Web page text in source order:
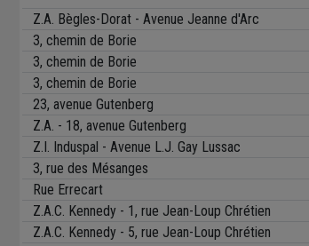
Z.A. Bègles-Dorat - Avenue Jeanne d'Arc
3, chemin de Borie
3, chemin de Borie
3, chemin de Borie
23, avenue Gutenberg
Z.A. - 18, avenue Gutenberg
Z.I. Induspal - Avenue L.J. Gay Lussac
3, rue des Mésanges
Rue Errecart
Z.A.C. Kennedy - 1, rue Jean-Loup Chrétien
Z.A.C. Kennedy - 5, rue Jean-Loup Chrétien